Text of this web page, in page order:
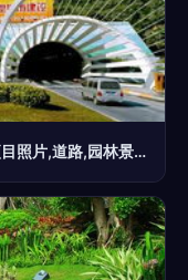
厦门隧道口绿化参考的图片浏览,园林项目照片,道路,园林景观设计施工图纸资料下载